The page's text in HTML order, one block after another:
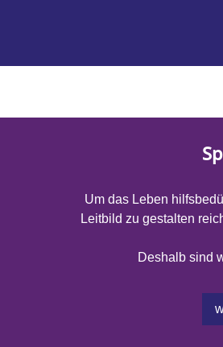
Um das Leben
Leitbild zu gestalten
Deshalb sind